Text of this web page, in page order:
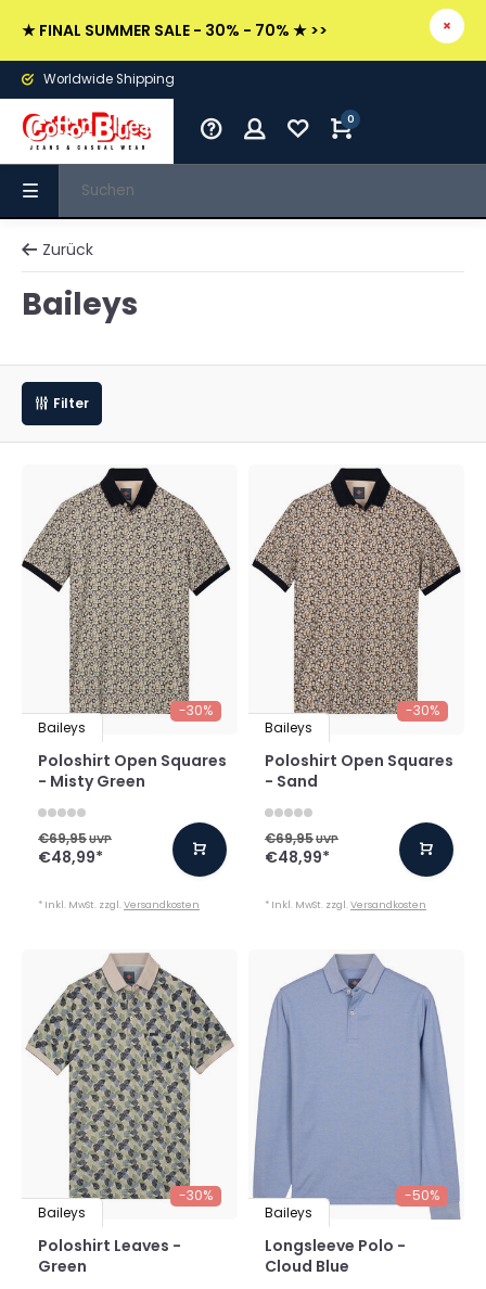
★ FINAL SUMMER SALE - 30% - 70% ★ >>
Worldwide Shipping
0
Zurück
Baileys
Filter
-30%
Baileys
Poloshirt Open Squares
- Misty Green
€69,95UVP
€48,99*
* Inkl. MwSt. zzgl.Versandkosten
-30%
Baileys
Poloshirt Open Squares
- Sand
€69,95UVP
€48,99*
* Inkl. MwSt. zzgl.Versandkosten
-30%
Baileys
Poloshirt Leaves -
Green
-50%
Baileys
Longsleeve Polo -
Cloud Blue